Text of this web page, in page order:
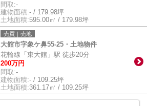
間取:-
建物面積:- / 179.98坪
土地面積:595.00㎡ / 179.98坪
売買｜売地
大館市字象ケ鼻55-25・土地物件
花輪線「東大館」駅 徒歩20分
200万円
間取:-
建物面積:- / 109.25坪
土地面積:361.17㎡ / 109.25坪